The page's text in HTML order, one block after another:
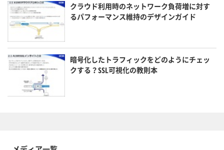
クラウド利用時のネットワーク負荷増に対す
るパフォーマンス維持のデザインガイド
暗号化したトラフィックをどのようにチェッ
クする？SSL可視化の教則本